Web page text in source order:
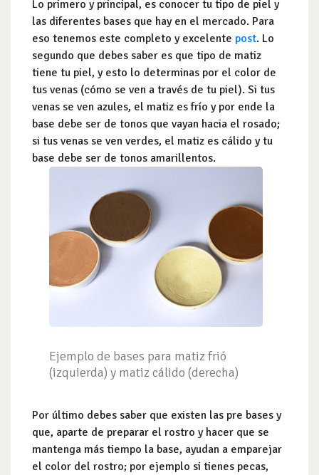
Lo primero y principal, es conocer tu tipo de piel y
las diferentes bases que hay en el mercado. Para
eso tenemos este completo y excelente post. Lo
segundo que debes saber es que tipo de matiz
tiene tu piel, y esto lo determinas por el color de
tus venas (cómo se ven a través de tu piel). Si tus
venas se ven azules, el matiz es frío y por ende la
base debe ser de tonos que vayan hacia el rosado;
si tus venas se ven verdes, el matiz es cálido y tu
base debe ser de tonos amarillentos.
Ejemplo de bases para matiz frió
(izquierda) y matiz cálido (derecha)
Por último debes saber que existen las pre bases y
que, aparte de preparar el rostro y hacer que se
mantenga más tiempo la base, ayudan a emparejar
el color del rostro; por ejemplo si tienes pecas,